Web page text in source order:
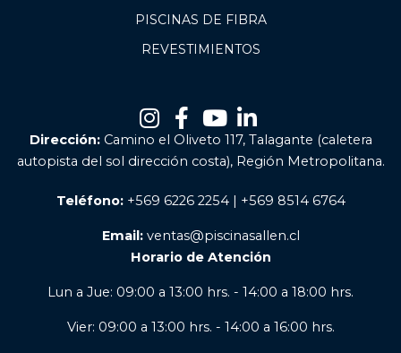
PISCINAS DE FIBRA
REVESTIMIENTOS
Dirección:Camino el Oliveto 117, Talagante (caletera
autopista del sol dirección costa), Región Metropolitana.
Teléfono:+569 6226 2254 | +569 8514 6764
Email:ventas@piscinasallen.cl
Horario de Atención
Lun a Jue: 09:00 a 13:00 hrs. - 14:00 a 18:00 hrs.
Vier: 09:00 a 13:00 hrs. - 14:00 a 16:00 hrs.